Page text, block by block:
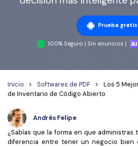
PDFelement Pro DC
PDF onlineNuevo
Comprimir PDF
Convertir Word a PDF
Personales
Convertir PDF
Editar PDF
Organizar PDF
Profesionales
Detectar contenido de IA
Reescribir PDF con IA
Generar imágenes IA
Todas las
Organización de PDF
Segurirdad de PDF
Softwares de PDF
Trucos para Mac
Trucos para Windows
Prueba gratis
100% Seguro | Sin anuncios |
Inicio > Softwares de PDF >
Los 5
de Inventario de Código Abierto
Andrés Felipe
¿Sabías que la forma en que
diferencia entre tener un negocio bien